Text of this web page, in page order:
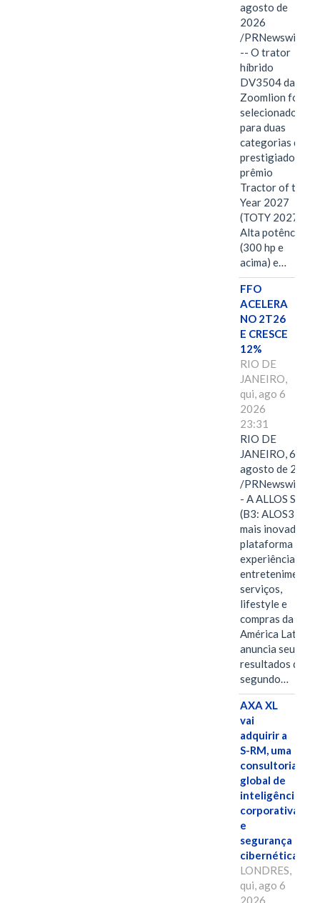
agosto de
2026
/PRNewswire/
-- O trator
híbrido
DV3504 da
Zoomlion foi
selecionado
para duas
categorias do
prestigiado
prêmio
Tractor of the
Year 2027
(TOTY 2027:
Alta potência
(300 hp e
acima) e…
FFO
ACELERA
NO 2T26
E CRESCE
12%
RIO DE
JANEIRO,
qui, ago 6
2026
23:31
RIO DE
JANEIRO, 6 de
agosto de 2026
/PRNewswire/ -
- A ALLOS S.A.
(B3: ALOS3), a
mais inovadora
plataforma de
experiências,
entretenimento,
serviços,
lifestyle e
compras da
América Latina
anuncia seus
resultados do
segundo…
AXA XL
vai
adquirir a
S-RM, uma
consultoria
global de
inteligência
corporativa
e
segurança
cibernética
LONDRES,
qui, ago 6
2026